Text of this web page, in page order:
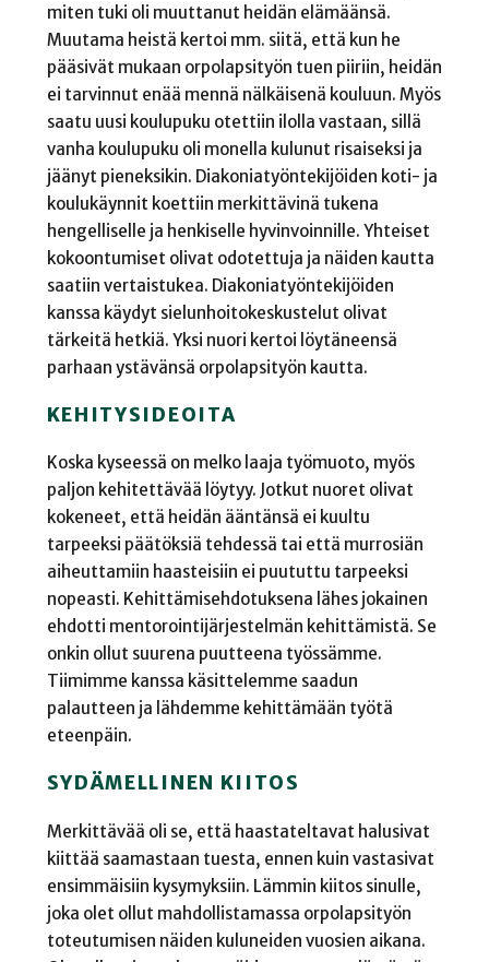
miten tuki oli muuttanut heidän elämäänsä.
Muutama heistä kertoi mm. siitä, että kun he
pääsivät mukaan orpolapsityön tuen piiriin, heidän
ei tarvinnut enää mennä nälkäisenä kouluun. Myös
saatu uusi koulupuku otettiin ilolla vastaan, sillä
vanha koulupuku oli monella kulunut risaiseksi ja
jäänyt pieneksikin. Diakoniatyöntekijöiden koti- ja
koulukäynnit koettiin merkittävinä tukena
hengelliselle ja henkiselle hyvinvoinnille. Yhteiset
kokoontumiset olivat odotettuja ja näiden kautta
saatiin vertaistukea. Diakoniatyöntekijöiden
kanssa käydyt sielunhoitokeskustelut olivat
tärkeitä hetkiä. Yksi nuori kertoi löytäneensä
parhaan ystävänsä orpolapsityön kautta.
KEHITYSIDEOITA
Koska kyseessä on melko laaja työmuoto, myös
paljon kehitettävää löytyy. Jotkut nuoret olivat
kokeneet, että heidän ääntänsä ei kuultu
tarpeeksi päätöksiä tehdessä tai että murrosiän
aiheuttamiin haasteisiin ei puututtu tarpeeksi
nopeasti. Kehittämisehdotuksena lähes jokainen
ehdotti mentorointijärjestelmän kehittämistä. Se
onkin ollut suurena puutteena työssämme.
Tiimimme kanssa käsittelemme saadun
palautteen ja lähdemme kehittämään työtä
eteenpäin.
SYDÄMELLINEN KIITOS
Merkittävää oli se, että haastateltavat halusivat
kiittää saamastaan tuesta, ennen kuin vastasivat
ensimmäisiin kysymyksiin. Lämmin kiitos sinulle,
joka olet ollut mahdollistamassa orpolapsityön
toteutumisen näiden kuluneiden vuosien aikana.